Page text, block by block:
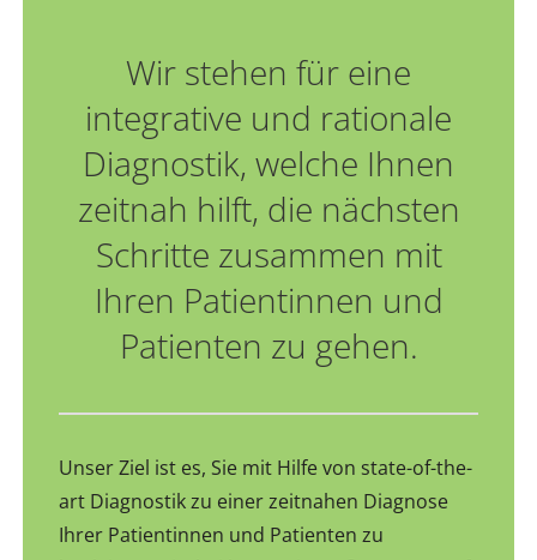
Wir stehen für eine
integrative und rationale
Diagnostik, welche Ihnen
zeitnah hilft, die nächsten
Schritte zusammen mit
Ihren Patientinnen und
Patienten zu gehen.
Unser Ziel ist es, Sie mit Hilfe von state-of-the-
art Diagnostik zu einer zeitnahen Diagnose
Ihrer Patientinnen und Patienten zu